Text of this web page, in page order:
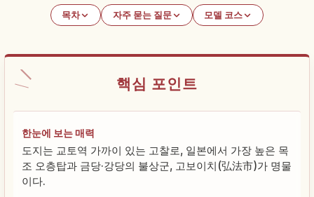
목차 자주 묻는 질문 모델 코스
핵심 포인트
한눈에 보는 매력
도지는 교토역 가까이 있는 고찰로, 일본에서 가장 높은 목
조 오층탑과 금당·강당의 불상군, 고보이치(弘法市)가 명물
이다.